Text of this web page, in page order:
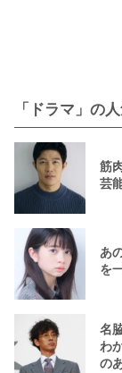
「ドラマ」の
筋
芸
あ
を
名
わ
の